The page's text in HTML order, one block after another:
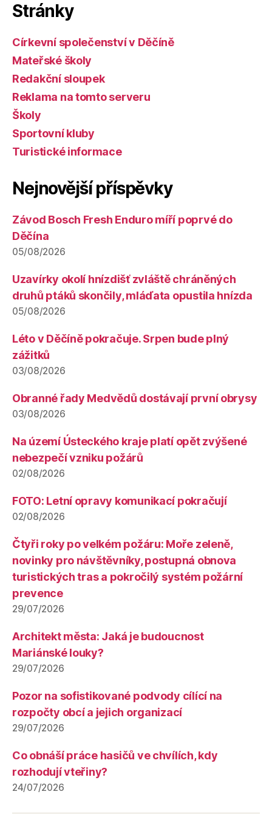
Stránky
Církevní společenství v Děčíně
Mateřské školy
Redakční sloupek
Reklama na tomto serveru
Školy
Sportovní kluby
Turistické informace
Nejnovější příspěvky
Závod Bosch Fresh Enduro míří poprvé do
Děčína
05/08/2026
Uzavírky okolí hnízdišť zvláště chráněných
druhů ptáků skončily, mláďata opustila hnízda
05/08/2026
Léto v Děčíně pokračuje. Srpen bude plný
zážitků
03/08/2026
Obranné řady Medvědů dostávají první obrysy
03/08/2026
Na území Ústeckého kraje platí opět zvýšené
nebezpečí vzniku požárů
02/08/2026
FOTO: Letní opravy komunikací pokračují
02/08/2026
Čtyři roky po velkém požáru: Moře zeleně,
novinky pro návštěvníky, postupná obnova
turistických tras a pokročilý systém požární
prevence
29/07/2026
Architekt města: Jaká je budoucnost
Mariánské louky?
29/07/2026
Pozor na sofistikované podvody cílící na
rozpočty obcí a jejich organizací
29/07/2026
Co obnáší práce hasičů ve chvílích, kdy
rozhodují vteřiny?
24/07/2026